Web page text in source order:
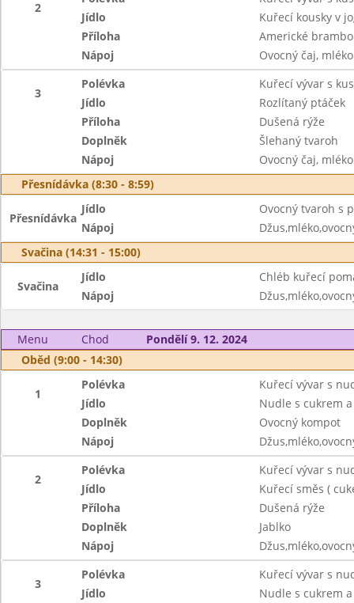
2
Jídlo
Kuřecí kousky v
Příloha
Americké
Nápoj
Ovocný čaj, mléko
3
Polévka
Kuřecí vývar s
Jídlo
Rozlítaný ptáček
Příloha
Dušená rýže
Doplněk
Šlehaný tvaroh
Nápoj
Ovocný čaj, mléko
Přesnídávka (8:30 - 8:59)
Přesnídávka
Jídlo
Ovocný tvaroh s
Nápoj
Svačina (14:31 - 15:00)
Svačina
Jídlo
Chléb kuřecí
Nápoj
Menu Chod
Pondělí 9. 12. 2024
Oběd (9:00 - 14:30)
1
Polévka
Kuřecí vývar s
Jídlo
Nudle s cukrem
Doplněk
Ovocný kompot
Nápoj
2
Polévka
Kuřecí vývar s
Jídlo
Kuřecí směs (
Příloha
Dušená rýže
Doplněk
Jablko
Nápoj
3
Polévka
Kuřecí vývar s
Jídlo
Nudle s cukrem